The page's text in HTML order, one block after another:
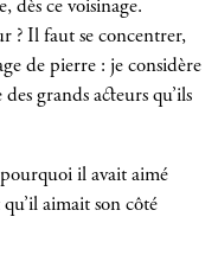
dès ce voisinage.
? Il faut se concentrer,
de pierre : je considère
grands acteurs qu’ils
il avait aimé
aimait son côté